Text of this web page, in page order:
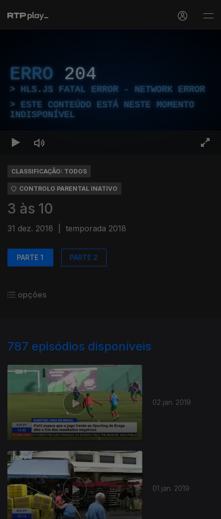
ERRO 204
HLS.JS FATAL ERROR - NETWORK ERROR
ESTE CONTEÚDO ESTÁ NESTE MOMENTO
INDISPONÍVEL
CLASSIFICAÇÃO: TODOS
CONTROLO PARENTAL INATIVO
3 às 10
31 dez. 2018 temporada 2018
PARTE 1 PARTE 2
opções
787 episódios disponíveis
02 jan. 2019
01 jan. 2019